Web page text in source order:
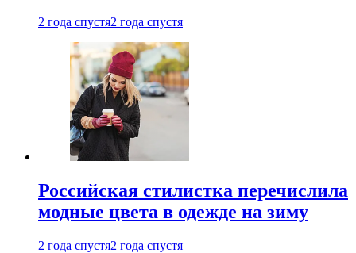
2 года спустя2 года спустя
Российская стилистка перечислила
модные цвета в одежде на зиму
2 года спустя2 года спустя